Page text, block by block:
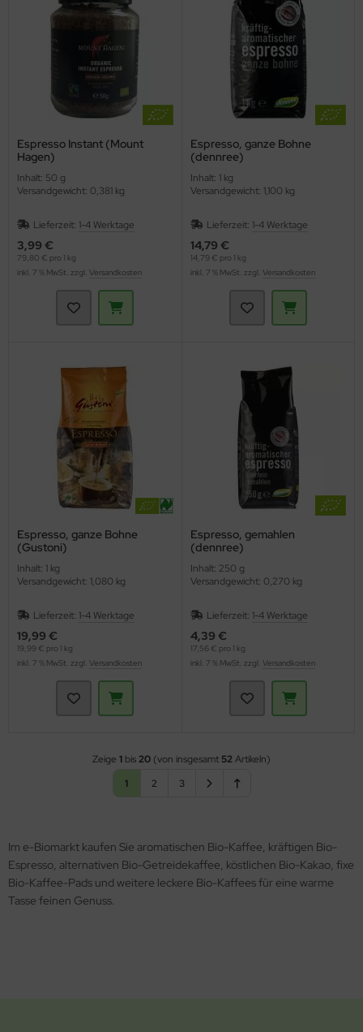
Espresso Instant (Mount
Hagen)
Inhalt: 50 g
Versandgewicht: 0,381 kg
Lieferzeit: 1-4 Werktage
3,99 €
79,80 € pro 1 kg
inkl. 7 % MwSt. zzgl. Versandkosten
Espresso, ganze Bohne
(dennree)
Inhalt: 1 kg
Versandgewicht: 1,100 kg
Lieferzeit: 1-4 Werktage
14,79 €
14,79 € pro 1 kg
inkl. 7 % MwSt. zzgl. Versandkosten
Espresso, ganze Bohne
(Gustoni)
Inhalt: 1 kg
Versandgewicht: 1,080 kg
Lieferzeit: 1-4 Werktage
19,99 €
19,99 € pro 1 kg
inkl. 7 % MwSt. zzgl. Versandkosten
Espresso, gemahlen
(dennree)
Inhalt: 250 g
Versandgewicht: 0,270 kg
Lieferzeit: 1-4 Werktage
4,39 €
17,56 € pro 1 kg
inkl. 7 % MwSt. zzgl. Versandkosten
Zeige 1 bis20 (von insgesamt 52Artikeln)
1
2 3
Im e-Biomarkt kaufen Sie aromatischen Bio-Kaffee, kräftigen Bio-
Espresso, alternativen Bio-Getreidekaffee, köstlichen Bio-Kakao, fixe
Bio-Kaffee-Pads und weitere leckere Bio-Kaffees für eine warme
Tasse feinen Genuss.